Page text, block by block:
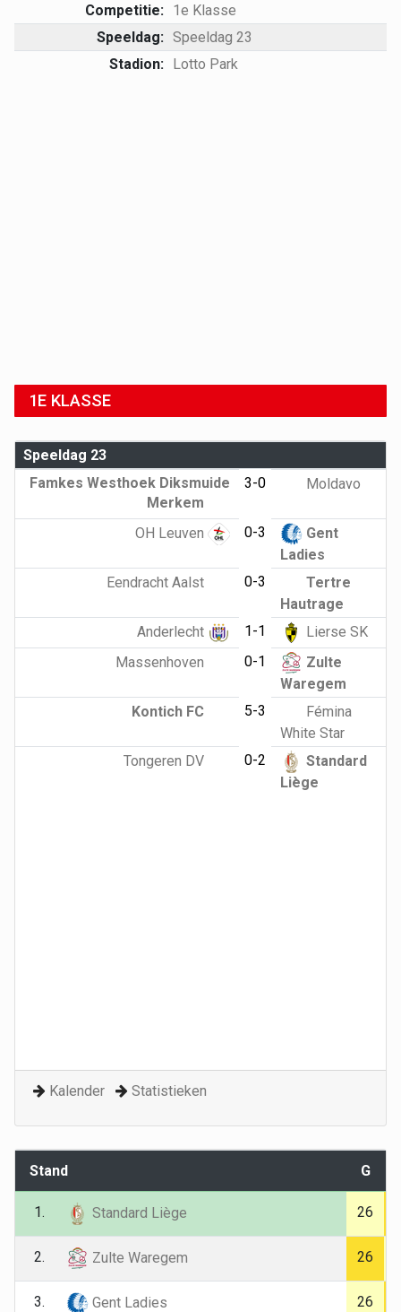
Competitie: 1e Klasse
Speeldag: Speeldag 23
Stadion: Lotto Park
1E KLASSE
Speeldag 23
Famkes Westhoek Diksmuide
Merkem
3-0 Moldavo
OH Leuven 0-3
Gent
Ladies
Eendracht Aalst
0-3
Tertre
Hautrage
Anderlecht
1-1
Lierse SK
Massenhoven
0-1
Zulte
Waregem
Kontich FC
5-3
Fémina
White Star
Tongeren DV
0-2
Standard
Liège
Kalender Statistieken
Stand G
1. Standard Liège 26
2. Zulte Waregem 26
3. Gent Ladies 26